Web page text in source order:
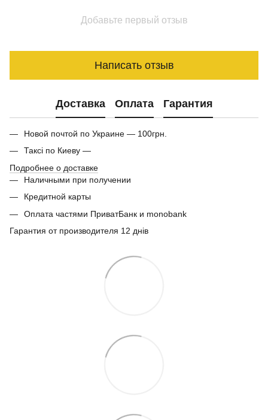
Добавьте первый отзыв
Написать отзыв
Доставка Оплата Гарантия
Новой почтой по Украине — 100грн.
Таксі по Киеву —
Подробнее о доставке
Наличными при получении
Кредитной карты
Оплата частями ПриватБанк и monobank
Гарантия от производителя 12 днів